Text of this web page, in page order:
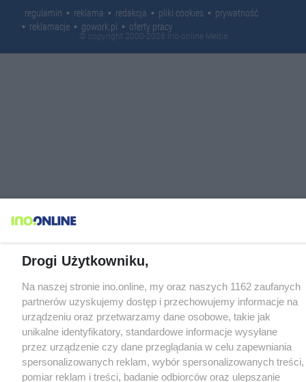
regulamin reklama redakcja pliki cookies
prywatność
reklamacje
gowork.pl oferty pracy
© copyright 2000-2026 Ino-online Media
Drogi Użytkowniku,
Na naszej stronie ino.online, my oraz naszych 1162 zaufanych
partnerów uzyskujemy dostęp i przechowujemy informacje na
urządzeniu oraz przetwarzamy dane osobowe, takie jak
unikalne identyfikatory, standardowe informacje wysyłane
przez urządzenie czy dane przeglądania w celu zapewniania
spersonalizowanych reklam, wybór spersonalizowanych treści,
pomiar reklam i treści, badanie odbiorców oraz ulepszanie